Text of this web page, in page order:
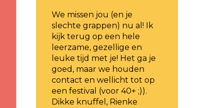
We missen jou (en je
slechte grappen) nu al! Ik
kijk terug op een hele
leerzame, gezellige en
leuke tijd met je! Het ga je
goed, maar we houden
contact en wellicht tot op
een festival (voor 40+ ;)).
Dikke knuffel, Rienke